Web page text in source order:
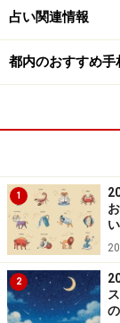
8位：し
「しし座」の今
忘れ物、落し
認しよう。
占い関連情報
都内のおすすめ手
1
い
2